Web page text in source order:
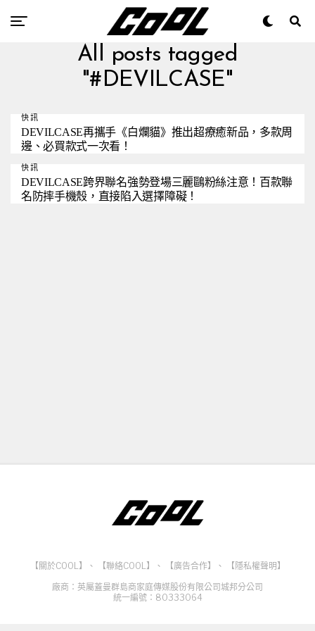
All posts tagged
"#DEVILCASE"
快訊
DEVILCASE再攜手《白爛貓》推出超療癒新品，多款周
邊、必買款式一次看！
快訊
DEVILCASE跨界聯名強勢登場三麗鷗粉絲注意！百款聯
名防摔手機殼，直接陷入選擇障礙！
【關於COOL】 、 【聯絡COOL】 、 【廣告合作】 、
【隱私權聲明】
廠商：英屬蓋曼群島商家庭傳媒股份有限公司城邦分公司
統一編號：80333064